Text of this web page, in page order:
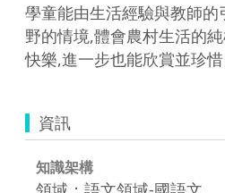
學童能由生活經驗與教師的
野的情境,體會農村生活的
快樂,進一步也能欣賞並珍
資訊
知識架構